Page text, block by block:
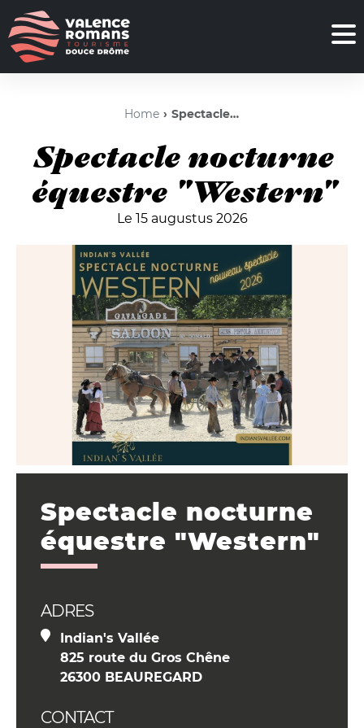
Home Spectacle nocturne équestre "Western"
Spectacle nocturne
équestre "Western"
Le 15 augustus 2026
Spectacle nocturne
équestre "Western"
ADRES
Indian's Vallée
825 route du Gros Chêne
26300 BEAUREGARD
CONTACT